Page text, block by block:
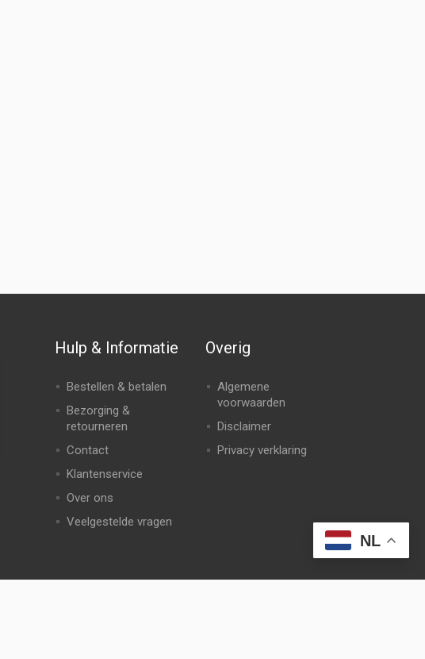
Hulp & Informatie
Bestellen & betalen
Bezorging &
retourneren
Contact
Klantenservice
Over ons
Veelgestelde vragen
Overig
Algemene
voorwaarden
Disclaimer
Privacy verklaring
NL